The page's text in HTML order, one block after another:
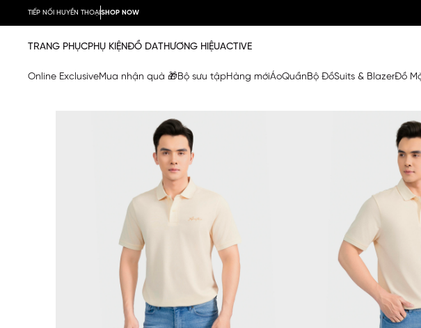
TIẾP NỐI HUYỀN THOẠISHOP NOW
TRANG PHỤCPHỤ KIỆNĐỒ DATHƯƠNG HIỆUACTIVE
Online ExclusiveMua nhận quà 🎁Bộ sưu tậpHàng mớiÁoQuầnBộ ĐồSuits & BlazerĐồ